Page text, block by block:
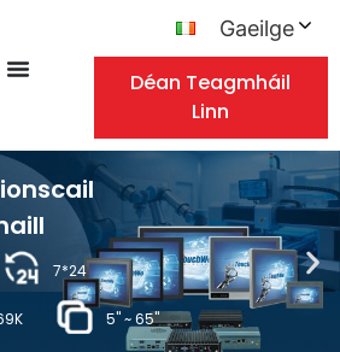
Gaeilge
Déan Teagmháil
Linn
7*24
5" ~ 65"